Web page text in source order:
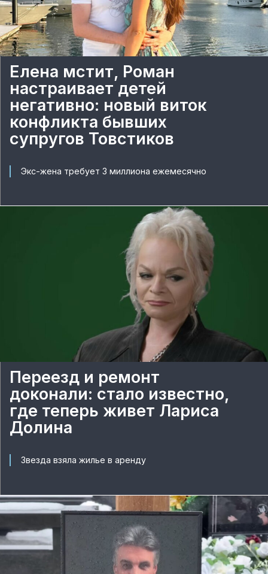
Елена мстит, Роман
настраивает детей
негативно: новый виток
конфликта бывших
супругов Товстиков
Экс-жена требует 3 миллиона ежемесячно
Переезд и ремонт
доконали: стало известно,
где теперь живет Лариса
Долина
Звезда взяла жилье в аренду